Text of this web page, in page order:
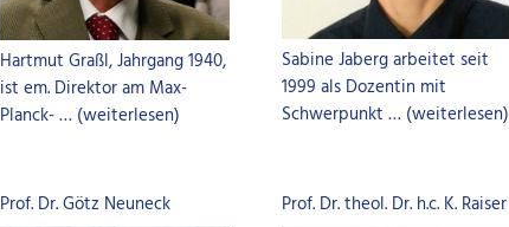
Hartmut Graßl, Jahrgang 1940,
ist em. Direktor am Max-
Planck- … (weiterlesen)
Sabine Jaberg arbeitet seit
1999 als Dozentin mit
Schwerpunkt … (weiterlesen)
Prof. Dr. Götz Neuneck Prof. Dr. theol. Dr. h.c. K. Raiser